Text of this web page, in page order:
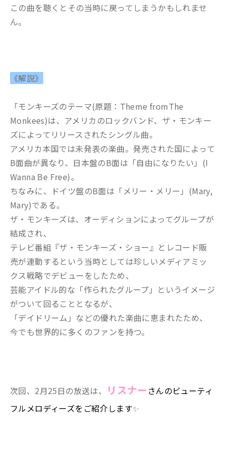
この曲を聴くとその当時に戻ってしまうかもしれませ
ん。
《解説》
「モンキーズのテーマ(原題：Theme fromThe
Monkees)は、アメリカのロックバンド、ザ・モンキー
ズによってリリースされたシングル曲。
アメリカ本国では未発表の楽曲。発売された国によって
B面曲が異なり、日本盤のB面は「自由になりたい」(I
Wanna Be Free)。
ちなみに、ドイツ盤のB面は「メリー・メリー」(Mary,
Mary)である。
ザ・モンキーズは、オーディションによってグループが
結成され、
テレビ番組『ザ・モンキーズ・ショー』とレコード販
売が連動するという当時としては珍しいメディアミッ
クス戦略でデビューをしたため、
芸能アイドル的な「作られたグループ」というイメージ
がついて回ることとなるが、
「デイドリーム」などの優れた楽曲に恵まれたため、
今でも世界的に多くのファンを持つ。
次回、2月25日の放送は、 リスナー さんのビューティ
フルメロディーズをご紹介します✨